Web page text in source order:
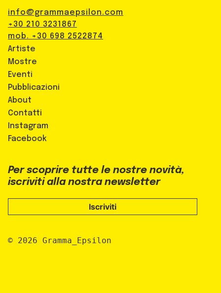
info@grammaepsilon.com
+30 210 3231867
mob. +30 698 2522874
Artiste
Mostre
Eventi
Pubblicazioni
About
Contatti
Instagram
Facebook
Per scoprire tutte le nostre novità,
iscriviti alla nostra newsletter
Iscriviti
© 2026 Gramma_Epsilon